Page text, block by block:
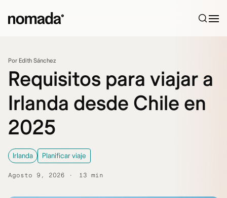
Por Edith Sánchez
Requisitos para viajar a
Irlanda desde Chile en
2025
Irlanda Planificar viaje
Agosto 9, 2026 13 min